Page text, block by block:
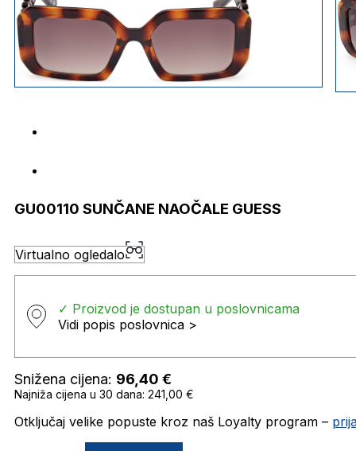
GU00110 SUNČANE NAOČALE GUESS
Virtualno ogledalo
✓ Proizvod je dostupan u poslovnicama
Vidi popis poslovnica >
Snižena cijena: 96,40 €
Najniža cijena u 30 dana: 241,00 €
Otključaj velike popuste kroz naš Loyalty program –